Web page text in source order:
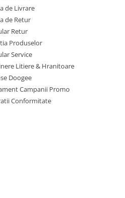
de Livrare
de Retur
Retur
Produselor
Service
Litiere & Hranitoare
Doogee
Campanii Promo
Conformitate